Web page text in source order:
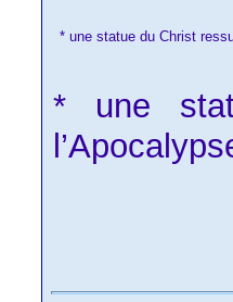
* une statue du Christ
* une